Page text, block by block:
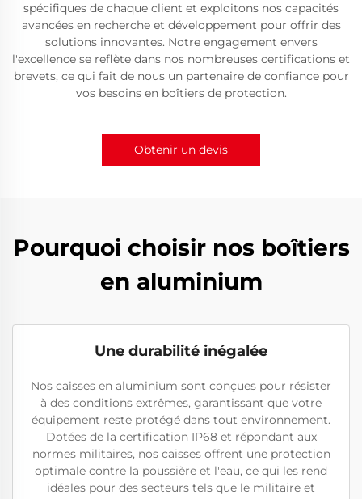
spécifiques de chaque client et exploitons nos capacités
avancées en recherche et développement pour offrir des
solutions innovantes. Notre engagement envers
l'excellence se reflète dans nos nombreuses certifications et
brevets, ce qui fait de nous un partenaire de confiance pour
vos besoins en boîtiers de protection.
Obtenir un devis
Pourquoi choisir nos boîtiers
en aluminium
Une durabilité inégalée
Nos caisses en aluminium sont conçues pour résister
à des conditions extrêmes, garantissant que votre
équipement reste protégé dans tout environnement.
Dotées de la certification IP68 et répondant aux
normes militaires, nos caisses offrent une protection
optimale contre la poussière et l'eau, ce qui les rend
idéales pour des secteurs tels que le militaire et